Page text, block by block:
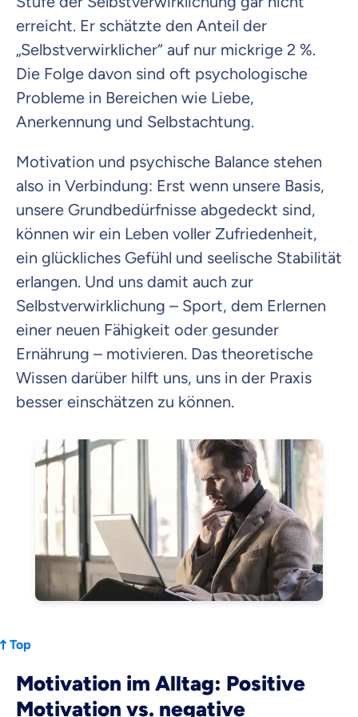
erreicht. Er schätzte den Anteil der
„Selbstverwirklicher“ auf nur mickrige 2 %.
Die Folge davon sind oft psychologische
Probleme in Bereichen wie Liebe,
Anerkennung und Selbstachtung.
Motivation und psychische Balance stehen
also in Verbindung: Erst wenn unsere Basis,
unsere Grundbedürfnisse abgedeckt sind,
können wir ein Leben voller Zufriedenheit,
ein glückliches Gefühl und seelische Stabilität
erlangen. Und uns damit auch zur
Selbstverwirklichung – Sport, dem Erlernen
einer neuen Fähigkeit oder gesunder
Ernährung – motivieren. Das theoretische
Wissen darüber hilft uns, uns in der Praxis
besser einschätzen zu können.
Top
Motivation im Alltag: Positive
Motivation vs. negative